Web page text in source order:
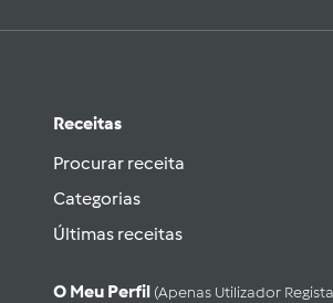
Receitas
Procurar receita
Categorias
Últimas receitas
O Meu Perfil (apenas Utilizador